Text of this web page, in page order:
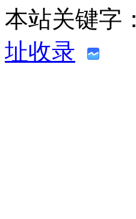
本站关键字：
址收录